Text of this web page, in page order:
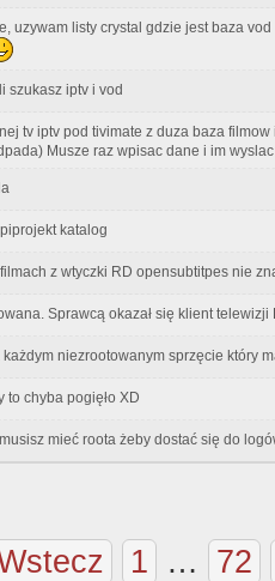
uzywam listy crystal gdzie jest baza
szukasz iptv i vod
tv iptv pod tivimate z duza baza
Musze raz wpisac dane i im
katalog
z wtyczki RD opensubtitpes nie
Sprawcą okazał się klient telewizji
niezrootowanym sprzęcie który
to chyba pogięło XD
mieć roota żeby dostać się do
1 … 72